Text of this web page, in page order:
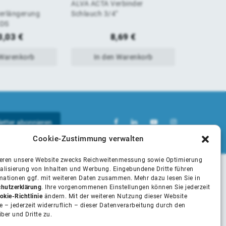
Cookie-Zustimmung verwalten
unsere Website zwecks Reichweitenmessung sowie Optimierung
von Inhalten und Werbung. Eingebundene Dritte führen
ggf. mit weiteren Daten zusammen. Mehr dazu lesen Sie in
. Ihre vorgenommenen Einstellungen können Sie jederzeit
Richtlinieändern. Mit der weiteren Nutzung dieser Website
– jederzeit widerruflich – dieser Datenverarbeitung durch den
und Dritte zu.
€
von
ALVA ACTA Verbinder
Schlauch 3/4"
8,69€
In den Warenkorb
Unsere Partner
Installateure